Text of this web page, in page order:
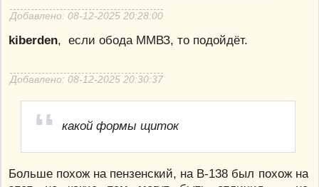
Добавлено: 08-12-2025 20:28:00
kiberden, если обода ММВЗ, то подойдёт.
Добавлено: 08-12-2025 20:30:37
какой формы щиток
Больше похож на пензенский, на В-138 был похож на